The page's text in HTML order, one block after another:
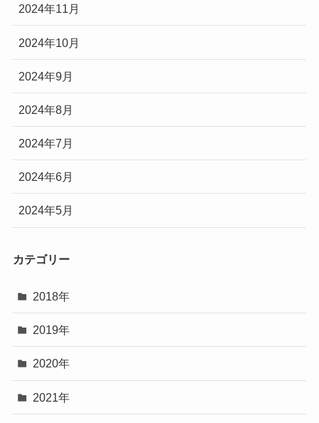
2024年11月
2024年10月
2024年9月
2024年8月
2024年7月
2024年6月
2024年5月
カテゴリー
2018年
2019年
2020年
2021年